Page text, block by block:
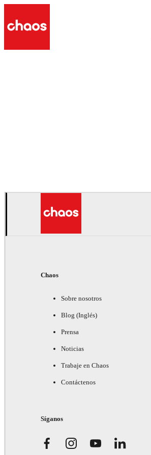
Chaos
Sobre nosotros
Blog (Inglés)
Prensa
Noticias
Trabaje en Chaos
Contáctenos
Síganos